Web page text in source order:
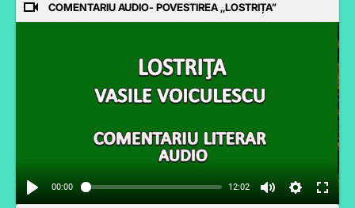
COMENTARIU AUDIO- POVESTIREA ,,LOSTRIȚA”
00:00 12:02